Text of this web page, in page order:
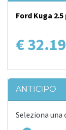
Ford Kuga
€
ANTICIPO
Seleziona una